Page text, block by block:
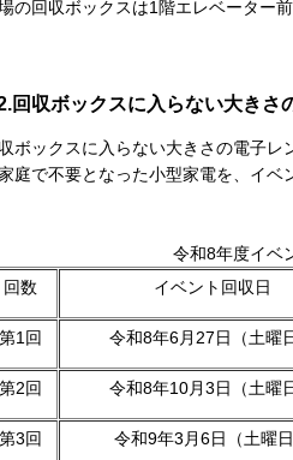
の回収ボックスは1階エレベーター
回収ボックスに入らない大きさ
ボックスに入らない大きさの電子レ
庭で不要となった小型家電を、イベ
令和8年度イベ
回数
イベント回収日
第1回 令和8年6月27日（土曜日
第2回 令和8年10月3日（土曜日
第3回 令和9年3月6日（土曜日